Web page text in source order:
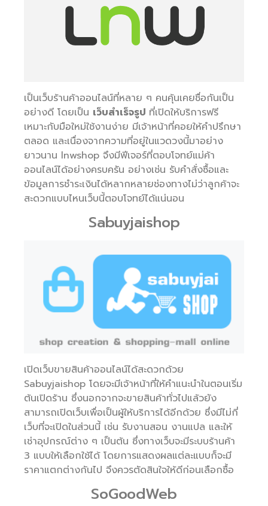
เป็นเว็บร้านค้าออนไลน์ที่หลาย ๆ คนคุ้นเคยชื่อกันเป็น
อย่างดี โดยเป็น เว็บสำเร็จรูป ที่เปิดให้บริการฟรี
เหมาะกับมือใหม่ใช้งานง่าย มีเจ้าหน้าที่คอยให้คำปรึกษา
ตลอด และเนื่องจากความที่อยู่ในแวดวงนี้มาอย่าง
ยาวนาน lnwshop จึงมีฟีเจอร์ที่ตอบโจทย์แม่ค้า
ออนไลน์ได้อย่างครบครัน อย่างเช่น รับคำสั่งซื้อและ
ข้อมูลการชำระเงินได้หลากหลายช่องทางไม่ว่าลูกค้าจะ
สะดวกแบบไหนเว็บนี้ตอบโจทย์ได้แน่นอน
Sabuyjaishop
เปิดเว็บขายสินค้าออนไลน์ได้สะดวกด้วย
Sabuyjaishop โดยจะมีเจ้าหน้าที่ให้คำแนะนำในตอนเริ่ม
ต้นเปิดร้าน ซึ่งนอกจากจะขายสินค้าทั่วไปแล้วยัง
สามารถเปิดเว็บเพื่อเป็นผู้ให้บริการได้อีกด้วย ซึ่งมีไม่กี่
เว็บที่จะเปิดในส่วนนี้ เช่น รับงานสอน งานแปล และให้
เช่าอุปกรณ์ต่าง ๆ เป็นต้น ซึ่งทางเว็บจะมีระบบร้านค้า
3 แบบให้เลือกใช้ได้ โดยการแสดงผลแต่ละแบบก็จะมี
ราคาแตกต่างกันไป จึงควรตัดสินใจให้ดีก่อนเลือกซื้อ
SoGoodWeb